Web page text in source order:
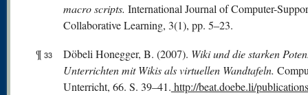
macro scripts. International Journal of Computer-
Collaborative Learning, 3(1), pp. 5–23.
¶ 33 Döbeli Honegger, B. (2007). Wiki und die starken
Unterrichten mit Wikis als virtuellen Wandtafeln.
Unterricht, 66. S. 39–41. http://beat.doebe.li/